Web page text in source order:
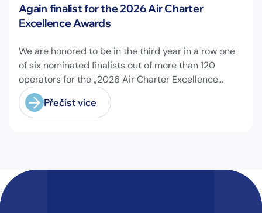
Novinky
Again finalist for the 2026 Air Charter
Excellence Awards
We are honored to be in the third year in a row one
of six nominated finalists out of more than 120
operators for the „2026 Air Charter Excellence
Awards“ in the category „Executive Passenger
Charter Operator of the Year (18 seats or less)“!
@theaircharterassociation
Přečíst více